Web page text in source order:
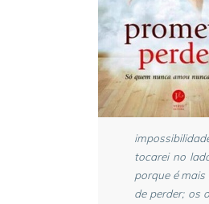
tocarei no
porque é mais
de perder; os